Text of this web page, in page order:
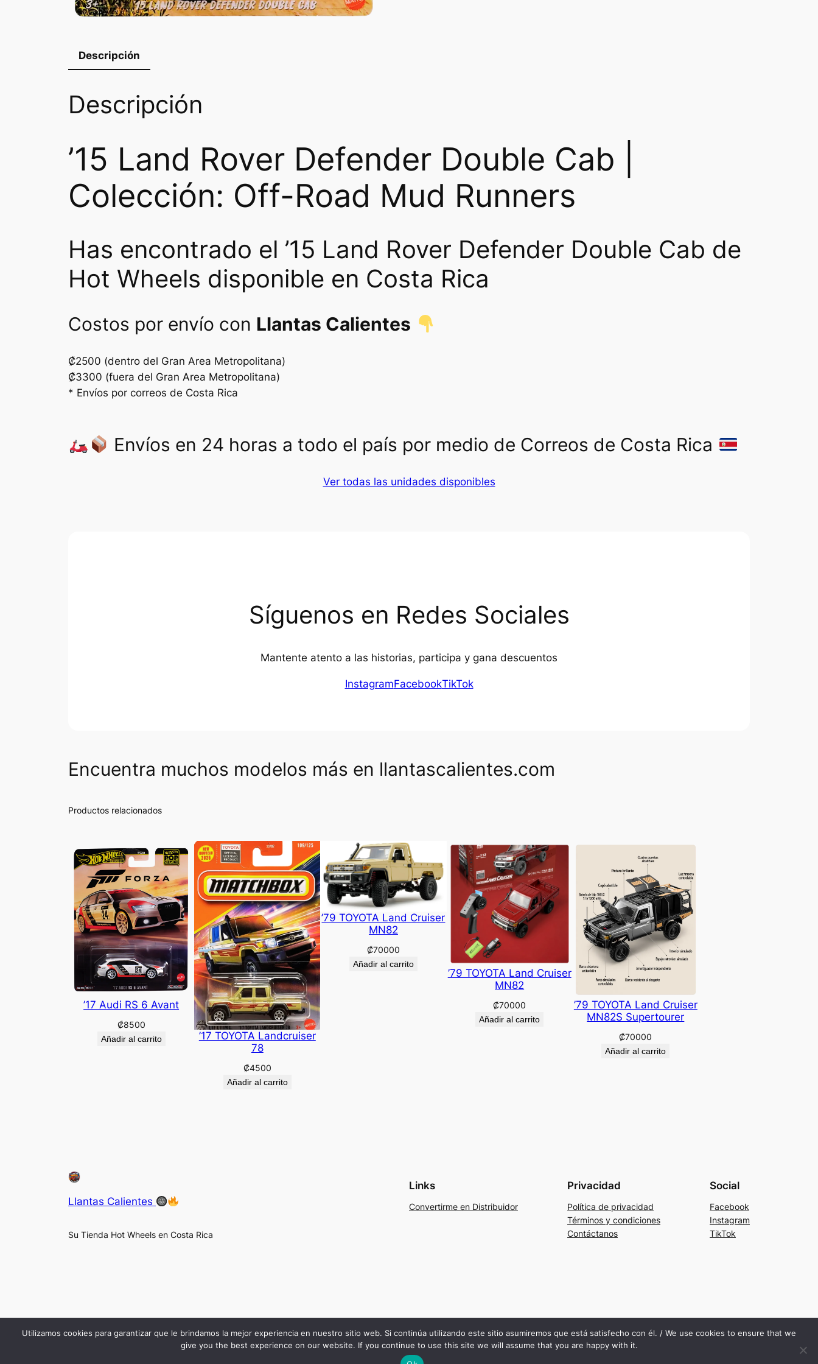
₡
4
0
.
0
0
0
Descripción
Descripción
’15 Land Rover Defender Double Cab |
Colección: Off-Road Mud Runners
Has encontrado el ’15 Land Rover Defender Double Cab de
Hot Wheels disponible en Costa Rica
Costos por envío con Llantas Calientes
₡2500 (dentro del Gran Area Metropolitana)
₡3300 (fuera del Gran Area Metropolitana)
* Envíos por correos de Costa Rica
Envíos en 24 horas a todo el país por medio de Correos de Costa Rica
Ver todas las unidades disponibles
Síguenos en Redes Sociales
Mantente atento a las historias, participa y gana descuentos
InstagramFacebookTikTok
Encuentra muchos modelos más en llantascalientes.com
Productos relacionados
’17 Audi RS 6 Avant
₡8500
Añadir al carrito
’17 TOYOTA Landcruiser
78
₡4500
Añadir al carrito
’79 TOYOTA Land Cruiser
MN82
₡70000
Añadir al carrito
’79 TOYOTA Land Cruiser
MN82
₡70000
Añadir al carrito
’79 TOYOTA Land Cruiser
MN82S Supertourer
₡70000
Añadir al carrito
Llantas Calientes
Su Tienda Hot Wheels en Costa Rica
Links
Convertirme en Distribuidor
Privacidad
Política de privacidad
Términos y condiciones
Contáctanos
Social
Facebook
Instagram
TikTok
Utilizamos cookies para garantizar que le brindamos la mejor experiencia en nuestro sitio web. Si continúa utilizando este sitio asumiremos que está satisfecho con él. / We use cookies to ensure that we
give you the best experience on our website. If you continue to use this site we will assume that you are happy with it.